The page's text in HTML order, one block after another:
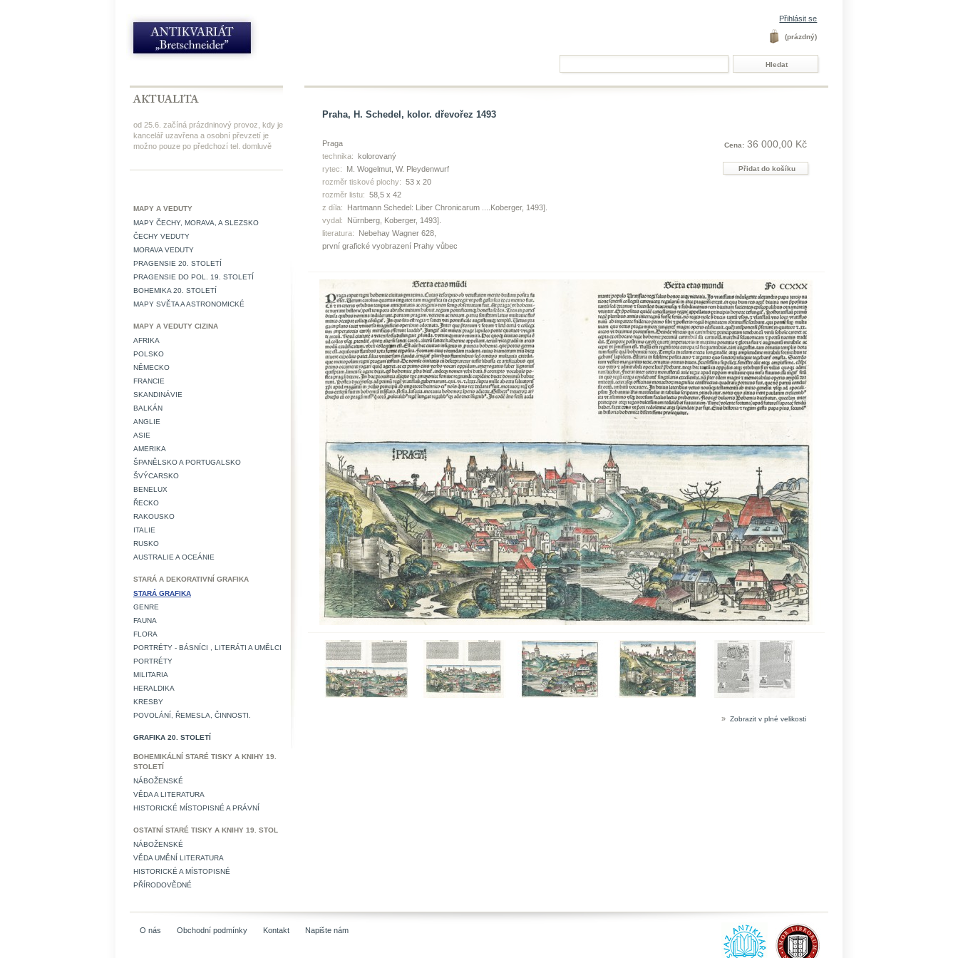
Přihlásit se
(prázdný)
od 25.6. začíná prázdninový provoz, kdy je
kancelář uzavřena a osobní převzetí je
možno pouze po předchozí tel. domluvě
MAPY A VEDUTY
MAPY ČECHY, MORAVA, A SLEZSKO
ČECHY VEDUTY
MORAVA VEDUTY
PRAGENSIE 20. STOLETÍ
PRAGENSIE DO POL. 19. STOLETÍ
BOHEMIKA 20. STOLETÍ
MAPY SVĚTA A ASTRONOMICKÉ
MAPY A VEDUTY CIZINA
AFRIKA
POLSKO
NĚMECKO
FRANCIE
SKANDINÁVIE
BALKÁN
ANGLIE
ASIE
AMERIKA
ŠPANĚLSKO A PORTUGALSKO
ŠVÝCARSKO
BENELUX
ŘECKO
RAKOUSKO
ITALIE
RUSKO
AUSTRALIE A OCEÁNIE
STARÁ A DEKORATIVNÍ GRAFIKA
STARÁ GRAFIKA
GENRE
FAUNA
FLORA
PORTRÉTY - BÁSNÍCI , LITERÁTI A UMĚLCI
PORTRÉTY
MILITARIA
HERALDIKA
KRESBY
POVOLÁNÍ, ŘEMESLA, ČINNOSTI.
GRAFIKA 20. STOLETÍ
BOHEMIKÁLNÍ STARÉ TISKY A KNIHY 19.
STOLETÍ
NÁBOŽENSKÉ
VĚDA A LITERATURA
HISTORICKÉ MÍSTOPISNÉ A PRÁVNÍ
OSTATNÍ STARÉ TISKY A KNIHY 19. STOL
NÁBOŽENSKÉ
VĚDA UMĚNÍ LITERATURA
HISTORICKÉ A MÍSTOPISNÉ
PŘÍRODOVĚDNÉ
Praha, H. Schedel, kolor. dřevořez 1493
Praga
technika: kolorovaný
rytec:
M. Wogelmut, W. Pleydenwurf
rozměr tiskové plochy: 53 x 20
rozměr listu: 58,5 x 42
z díla:
Hartmann Schedel: Liber Chronicarum ....Koberger, 1493].
vydal:
Nürnberg, Koberger, 1493].
literatura:
Nebehay Wagner 628,
první grafické vyobrazení Prahy vůbec
Cena: 36 000,00 Kč
» Zobrazit v plné velikosti
O nás Obchodní podmínky Kontakt Napište nám